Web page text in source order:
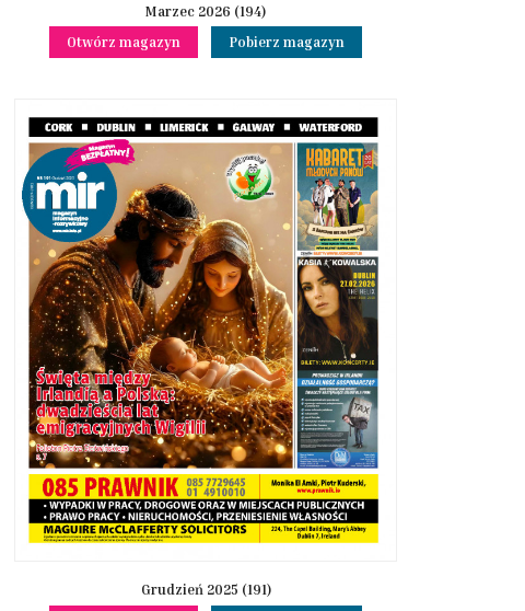
Marzec 2026 (194)
Otwórz magazyn
Pobierz magazyn
Grudzień 2025 (191)